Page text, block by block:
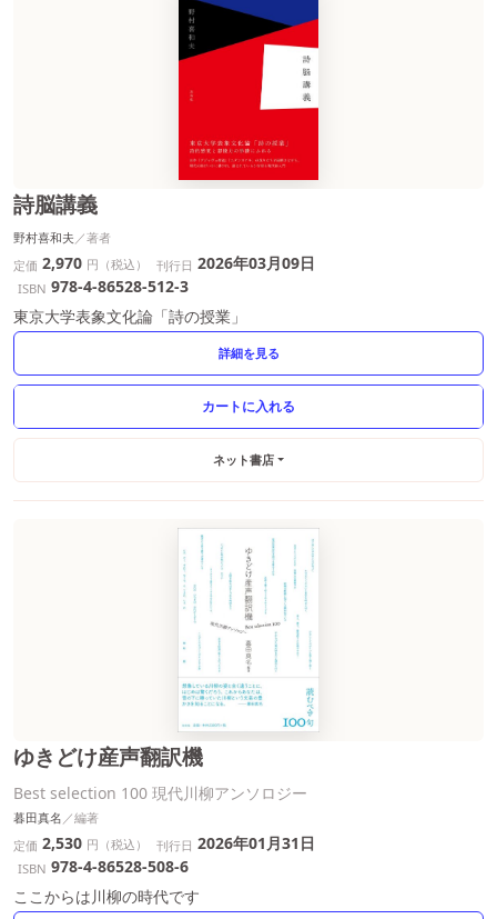
詩脳講義
野村喜和夫
定価 2,970 円（税込） 刊行日 2026年03月09日
ISBN 978-4-86528-512-3
東京大学表象文化論「詩の授業」
詳細を見る
ネット書店
ゆきどけ産声翻訳機
Best selection 100 現代川柳アンソロジー
暮田真名
定価 2,530 円（税込） 刊行日 2026年01月31日
ISBN 978-4-86528-508-6
ここからは川柳の時代です